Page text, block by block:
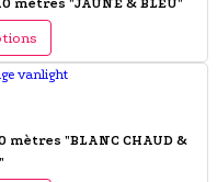
"JAUNE & BLEU"
"BLANC CHAUD &